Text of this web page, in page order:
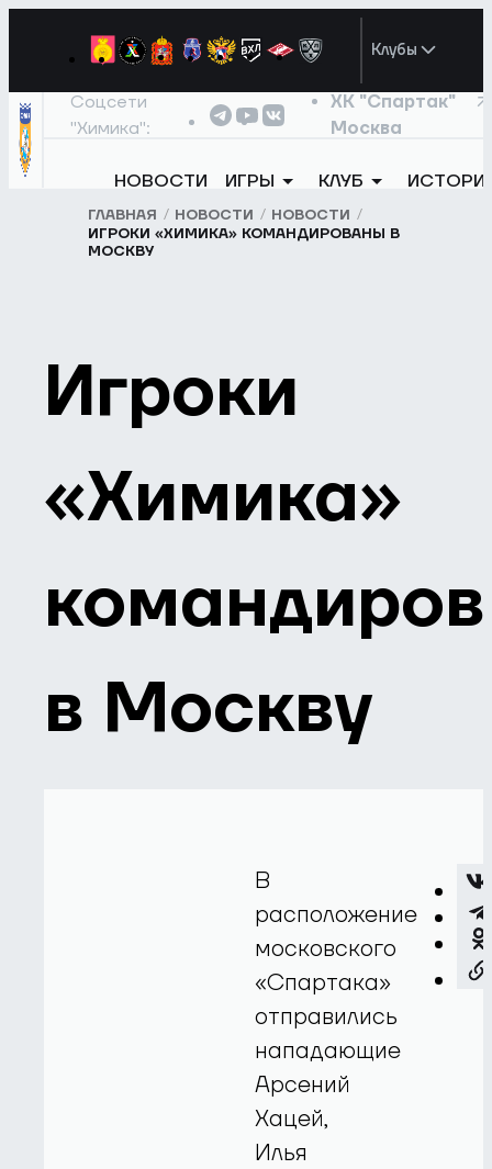
Клубы
Соцсети
"Химика":
ХК "Спартак"
Москва
НОВОСТИ ИГРЫ КЛУБ
ГЛАВНАЯ НОВОСТИ
НОВОСТИ
ИГРОКИ «ХИМИКА» КОМАНДИРОВАНЫ В
МОСКВУ
Игроки
«Химика»
в Москву
В
расположение
московского
«Спартака»
отправились
нападающие
Арсений
Хацей,
Илья